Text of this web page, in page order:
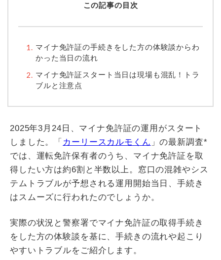
この記事の目次
マイナ免許証の手続きをした方の体験談からわ
かった当日の流れ
マイナ免許証スタート当日は現場も混乱！トラ
ブルと注意点
2025年3月24日、マイナ免許証の運用がスタート
しました。「 カーリースカルモくん 」の最新調査*
では、運転免許保有者のうち、マイナ免許証を取
得したい方は約6割と半数以上。窓口の混雑やシス
テムトラブルが予想される運用開始当日、手続き
はスムーズに行われたのでしょうか。
実際の状況と警察署でマイナ免許証の取得手続き
をした方の体験談を基に、手続きの流れや起こり
やすいトラブルをご紹介します。